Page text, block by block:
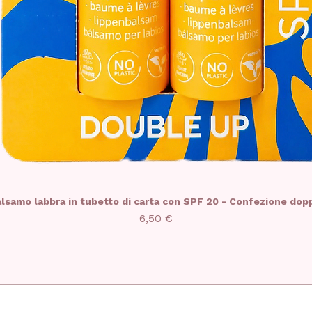
labbra in tubetto di carta con SPF 20 - Confezione
Prezzo
6,50 €